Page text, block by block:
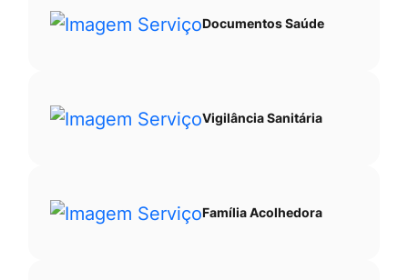
Documentos Saúde
Vigilância Sanitária
Família Acolhedora